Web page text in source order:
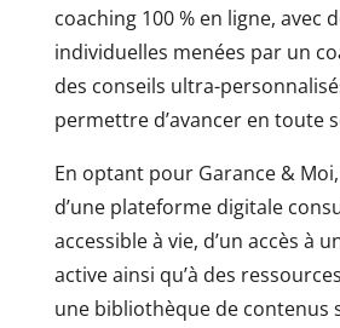
coaching 100 % en ligne, avec
individuelles menées par un
des conseils ultra-
permettre d’avancer en toute
En optant pour Garance &
d’une plateforme digitale
accessible à vie, d’un accès à
active ainsi qu’à des
une bibliothèque de contenus